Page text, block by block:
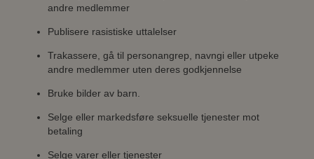
andre medlemmer
Publisere rasistiske uttalelser
Trakassere, gå til personangrep, navngi eller utpeke
andre medlemmer uten deres godkjennelse
Bruke bilder av barn.
Selge eller markedsføre seksuelle tjenester mot
betaling
Selge varer eller tjenester